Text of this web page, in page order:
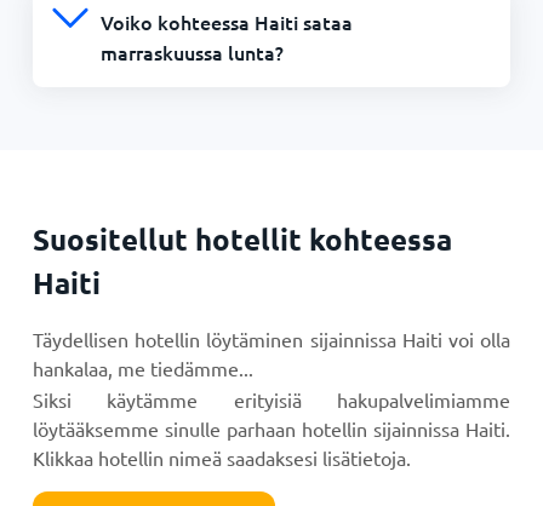
Voiko kohteessa Haiti sataa
marraskuussa lunta?
Suositellut hotellit kohteessa
Haiti
Täydellisen hotellin löytäminen sijainnissa Haiti voi olla
hankalaa, me tiedämme...
Siksi käytämme erityisiä hakupalvelimiamme
löytääksemme sinulle parhaan hotellin sijainnissa Haiti.
Klikkaa hotellin nimeä saadaksesi lisätietoja.